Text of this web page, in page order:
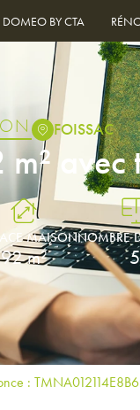
DOMEO BY CTA
FOISSAC
MAISON
92 m²
NOMBRE
5
: